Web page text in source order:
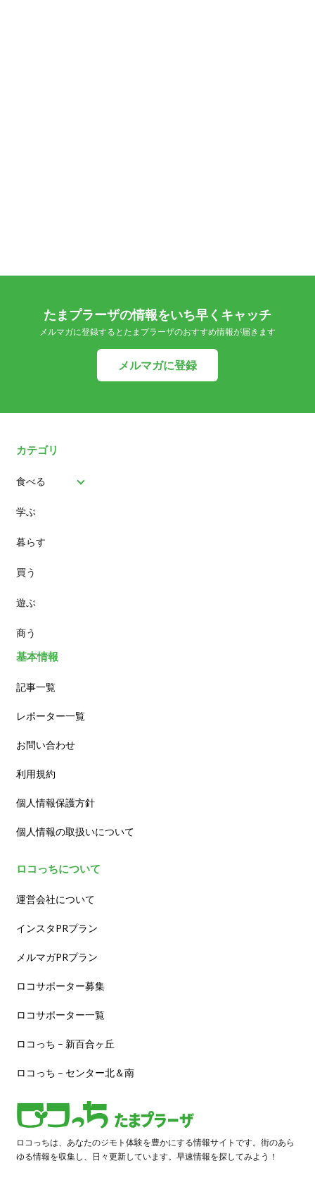
たまプラーザの情報をいち早くキャッチ
メルマガに登録するとたまプラーザのおすすめ情報が届きます
メルマガに登録
カテゴリ
食べる
パン
スイーツ
ランチ
カフェ
学ぶ
暮らす
買う
遊ぶ
商う
基本情報
記事一覧
レポーター一覧
お問い合わせ
利用規約
個人情報保護方針
個人情報の取扱いについて
ロコっちについて
運営会社について
インスタPRプラン
メルマガPRプラン
ロコサポーター募集
ロコサポーター一覧
ロコっち – 新百合ヶ丘
ロコっち – センター北＆南
ロコっちは、あなたのジモト体験を豊かにする情報サイトです。街のあら
ゆる情報を収集し、日々更新しています。早速情報を探してみよう！